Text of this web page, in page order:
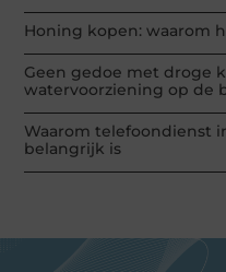
Honing kopen: waarom
Geen gedoe met droge
watervoorziening op de
Waarom telefoondienst
belangrijk is